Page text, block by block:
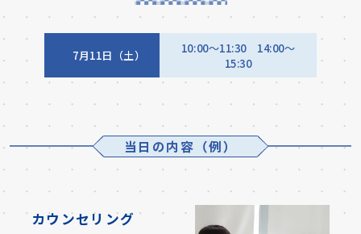
7月11日（土）
10:00～11:30 14:00〜
15:30
当日の内容（例）
カウンセリング